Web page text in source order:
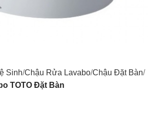
Sinh Chậu Rửa Lavabo Chậu Đặt Bàn
TOTO Đặt Bàn